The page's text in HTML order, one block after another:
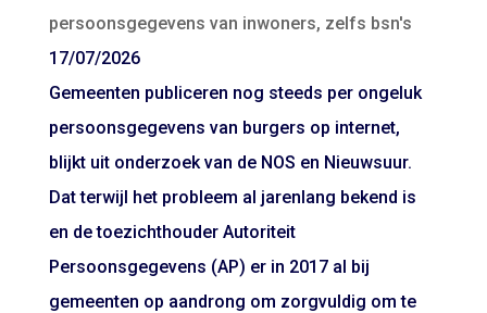
persoonsgegevens van inwoners, zelfs bsn's
17/07/2026
Gemeenten publiceren nog steeds per ongeluk
persoonsgegevens van burgers op internet,
blijkt uit onderzoek van de NOS en Nieuwsuur.
Dat terwijl het probleem al jarenlang bekend is
en de toezichthouder Autoriteit
Persoonsgegevens (AP) er in 2017 al bij
gemeenten op aandrong om zorgvuldig om te